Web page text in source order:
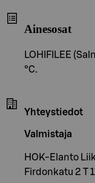
Ainesosat
LOHIFILEE
°C.
Yhteystiedot
Valmistaja
HOK-Elanto
Firdonkatu 2 T